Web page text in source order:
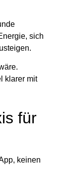
sich
klarer mit
für
keinen